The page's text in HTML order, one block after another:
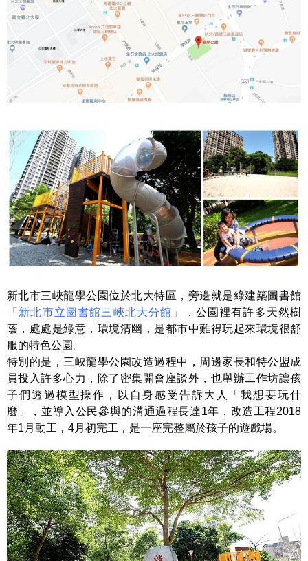
新北市三峽龍學公園位於北大特區，旁邊就是綠建築圖書館
「 新北市立圖書館三峽北大分館 」
，公園裡有許多天然樹
蔭，處處是綠意，環境清幽，是都市中難得玩起來環境很舒
服的特色公園。
特別的是，三峽龍學公園改造過程中，周邊家長和特公盟成
員投入許多心力，除了密集開會座談外，也舉辦工作坊讓孩
子們透過模型操作，以自身感受告訴大人「我想要玩什
麼」，並導入公民參與的溝通過程長達1年，改造工程2018
年1月動工，4月初完工，是一座完整屬於孩子的遊戲場。